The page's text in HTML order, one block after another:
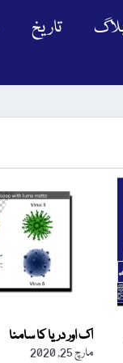
تاریخ
اک اور دریا کا سامنا
مارچ 25, 2020